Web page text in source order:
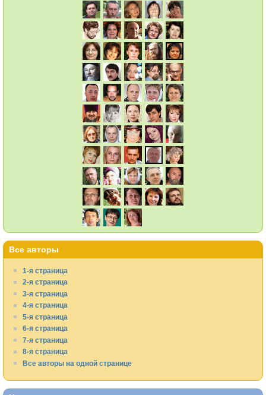
Все авторы
1-я страница
2-я страница
3-я страница
4-я страница
5-я страница
6-я страница
7-я страница
8-я страница
Все авторы на одной странице